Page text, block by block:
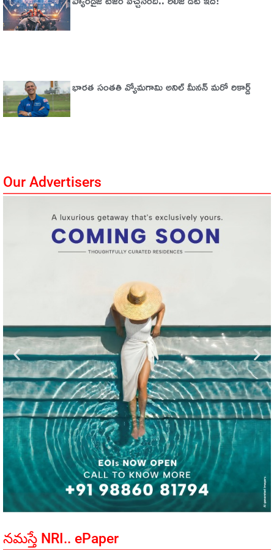
భారత సంతతి వ్యోమగామి అనిల్‌ మీనన్‌ మరో రికార్డ్‌
Our Advertisers
నమస్తే NRI.. ePaper